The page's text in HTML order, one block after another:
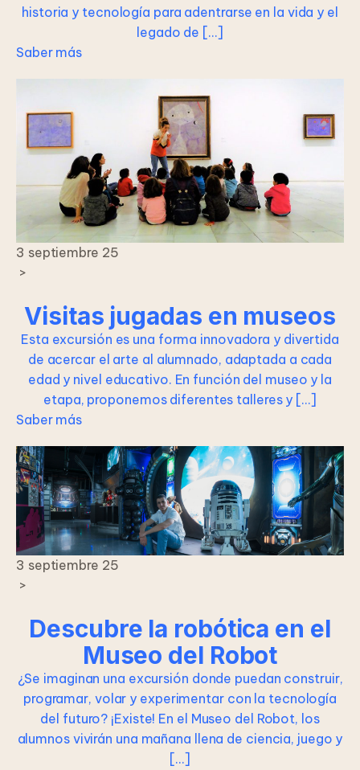
historia y tecnología para adentrarse en la vida y el
legado de […]
Saber más
3 septiembre 25
>
Visitas jugadas en museos
Esta excursión es una forma innovadora y divertida
de acercar el arte al alumnado, adaptada a cada
edad y nivel educativo. En función del museo y la
etapa, proponemos diferentes talleres y […]
Saber más
3 septiembre 25
>
Descubre la robótica en el
Museo del Robot
¿Se imaginan una excursión donde puedan construir,
programar, volar y experimentar con la tecnología
del futuro? ¡Existe! En el Museo del Robot, los
alumnos vivirán una mañana llena de ciencia, juego y
[…]